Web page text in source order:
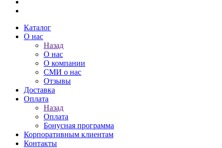
Каталог
О нас
Назад
О нас
О компании
СМИ о нас
Отзывы
Доставка
Оплата
Назад
Оплата
Бонусная программа
Корпоративным клиентам
Контакты